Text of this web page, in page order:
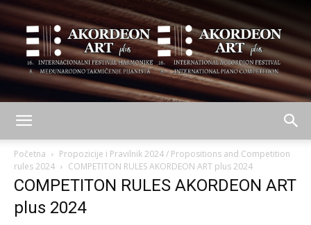
ART
Početna
Propozicije i Pravilnik 2024 / Propositions and Competition
rules 2024
COMPETITON RULES AKORDEON ART plus 2024
COMPETITON RULES AKORDEON ART
plus 2024